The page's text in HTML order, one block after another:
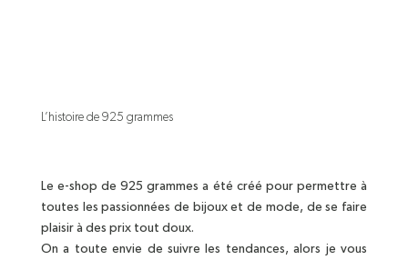
L’histoire de 925 grammes
Le e-shop de 925 grammes a été créé pour permettre à
toutes les passionnées de bijoux et de mode, de se faire
plaisir à des prix tout doux.
On a toute envie de suivre les tendances, alors je vous